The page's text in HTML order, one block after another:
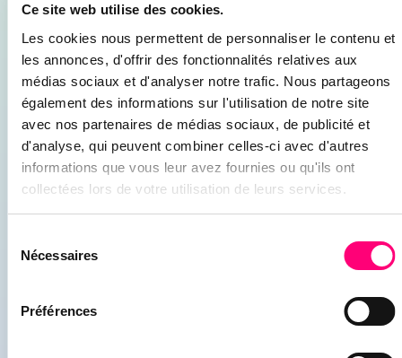
Ce site web utilise des cookies.
Les cookies nous permettent de personnaliser le contenu et
les annonces, d'offrir des fonctionnalités relatives aux
médias sociaux et d'analyser notre trafic. Nous partageons
également des informations sur l'utilisation de notre site
avec nos partenaires de médias sociaux, de publicité et
d'analyse, qui peuvent combiner celles-ci avec d'autres
informations que vous leur avez fournies ou qu'ils ont
collectées lors de votre utilisation de leurs services.
Nécessaires
Préférences
CES ARTICLES POURRAIENT VOUS
INTÉRESSER
RETROUVEZ NOS CONSEILS, GUIDES &
TUTORIELS POUR AMÉLIORER VOTRE
WEBMARKETING
19/06/2024